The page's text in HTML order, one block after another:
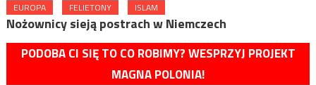
EUROPA FELIETONY ISLAM
Nożownicy sieją postrach w Niemczech
PODOBA CI SIĘ TO CO ROBIMY? WESPRZYJ PROJEKT
MAGNA POLONIA!